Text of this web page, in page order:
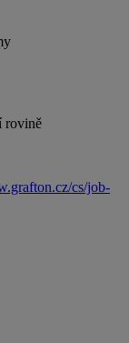
rovině
cs/job-